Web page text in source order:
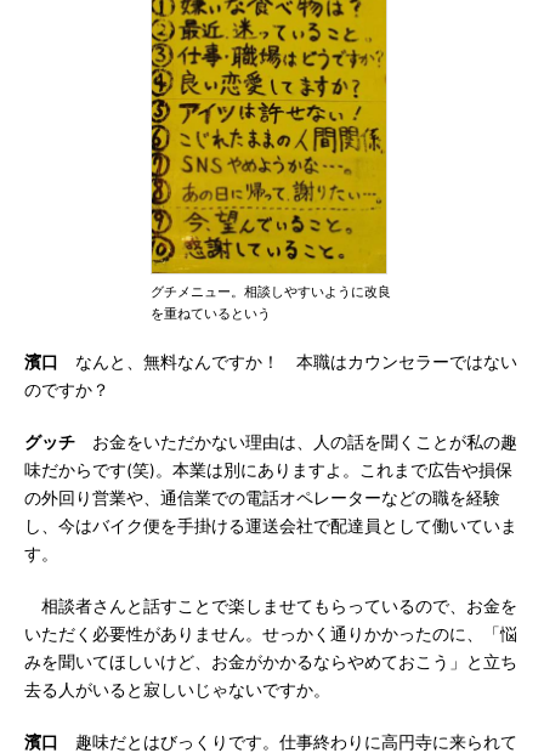
グチメニュー。相談しやすいように改良
を重ねているという
濱口
なんと、無料なんですか！ 本職はカウンセラーではない
のですか？
グッチ お金をいただかない理由は、人の話を聞くことが私の趣
味だからです(笑)。本業は別にありますよ。これまで広告や損保
の外回り営業や、通信業での電話オペレーターなどの職を経験
し、今はバイク便を手掛ける運送会社で配達員として働いていま
す。
相談者さんと話すことで楽しませてもらっているので、お金を
いただく必要性がありません。せっかく通りかかったのに、「悩
みを聞いてほしいけど、お金がかかるならやめておこう」と立ち
去る人がいると寂しいじゃないですか。
濱口
趣味だとはびっくりです。仕事終わりに高円寺に来られて